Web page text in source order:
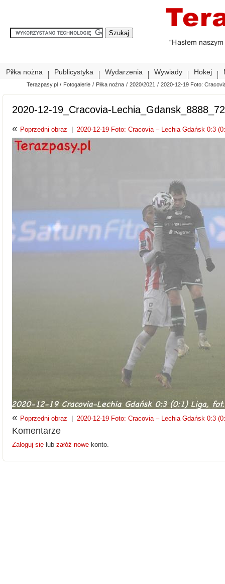
Piłka nożna Publicystyka Wydarzenia Wywiady Hokej
Terazpasy.pl / Fotogalerie / Piłka nożna / 2020/2021 / 2020-12-19 Foto:
2020-12-19_Cracovia-
« Poprzedni obraz 2020-12-19 Foto: Cracovia – Lechia Gdańsk 0:3
« Poprzedni obraz 2020-12-19 Foto: Cracovia – Lechia Gdańsk 0:3
Komentarze
Zaloguj się lub załóż nowe konto.